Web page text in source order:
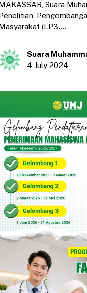
Suara
(LP3....
Suara
4 July 2024